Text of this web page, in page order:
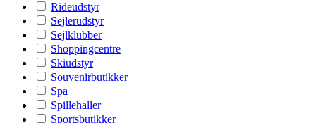
Rideudstyr
Sejlerudstyr
Sejlklubber
Shoppingcentre
Skiudstyr
Souvenirbutikker
Spa
Spillehaller
Sportsbutikker